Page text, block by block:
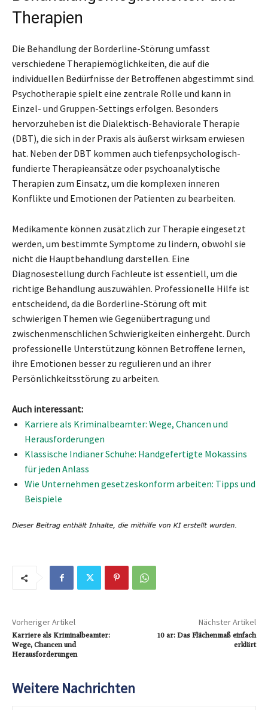
Therapien
Die Behandlung der Borderline-Störung umfasst
verschiedene Therapiemöglichkeiten, die auf die
individuellen Bedürfnisse der Betroffenen abgestimmt sind.
Psychotherapie spielt eine zentrale Rolle und kann in
Einzel- und Gruppen-Settings erfolgen. Besonders
hervorzuheben ist die Dialektisch-Behaviorale Therapie
(DBT), die sich in der Praxis als äußerst wirksam erwiesen
hat. Neben der DBT kommen auch tiefenpsychologisch-
fundierte Therapieansätze oder psychoanalytische
Therapien zum Einsatz, um die komplexen inneren
Konflikte und Emotionen der Patienten zu bearbeiten.
Medikamente können zusätzlich zur Therapie eingesetzt
werden, um bestimmte Symptome zu lindern, obwohl sie
nicht die Hauptbehandlung darstellen. Eine
Diagnosestellung durch Fachleute ist essentiell, um die
richtige Behandlung auszuwählen. Professionelle Hilfe ist
entscheidend, da die Borderline-Störung oft mit
schwierigen Themen wie Gegenübertragung und
zwischenmenschlichen Schwierigkeiten einhergeht. Durch
professionelle Unterstützung können Betroffene lernen,
ihre Emotionen besser zu regulieren und an ihrer
Persönlichkeitsstörung zu arbeiten.
Auch interessant:
Karriere als Kriminalbeamter: Wege, Chancen und
Herausforderungen
Klassische Indianer Schuhe: Handgefertigte Mokassins
für jeden Anlass
Wie Unternehmen gesetzeskonform arbeiten: Tipps und
Beispiele
Vorheriger Artikel
Karriere als Kriminalbeamter:
Wege, Chancen und
Herausforderungen
Nächster Artikel
10 ar: Das Flächenmaß einfach
erklärt
Weitere Nachrichten